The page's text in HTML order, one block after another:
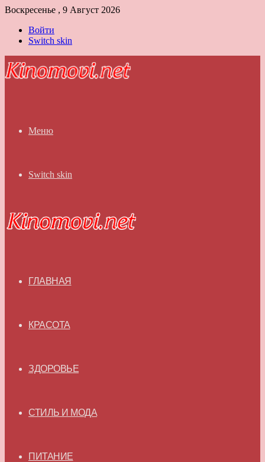
Воскресенье , 9 Август 2026
Войти
Switch skin
Меню
Switch skin
ГЛАВНАЯ
КРАСОТА
ЗДОРОВЬЕ
СТИЛЬ И МОДА
ПИТАНИЕ